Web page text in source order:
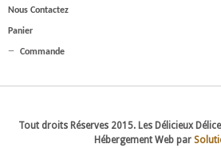
Nous Contactez
Panier
Commande
Tout droits Réserves 2015. Les Délicieux
Hébergement Web par